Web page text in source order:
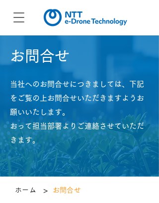
お問合せ
当社へのお問合せにつきましては、下記
をご覧の上お問合せいただきますようお
願いいたします。
おって担当部署よりご連絡させていただ
きます。
ホーム > お問合せ